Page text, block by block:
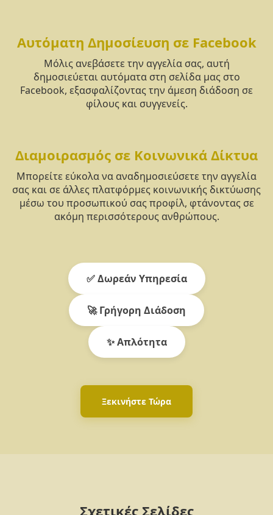
Αυτόματη Δημοσίευση σε Facebook
Μόλις ανεβάσετε την αγγελία σας, αυτή
δημοσιεύεται αυτόματα στη σελίδα μας στο
Facebook, εξασφαλίζοντας την άμεση διάδοση σε
φίλους και συγγενείς.
Διαμοιρασμός σε Κοινωνικά Δίκτυα
Μπορείτε εύκολα να αναδημοσιεύσετε την αγγελία
σας και σε άλλες πλατφόρμες κοινωνικής δικτύωσης
μέσω του προσωπικού σας προφίλ, φτάνοντας σε
ακόμη περισσότερους ανθρώπους.
✅ Δωρεάν Υπηρεσία
🚀 Γρήγορη Διάδοση
✨ Απλότητα
Ξεκινήστε Τώρα
Σχετικές Σελίδες